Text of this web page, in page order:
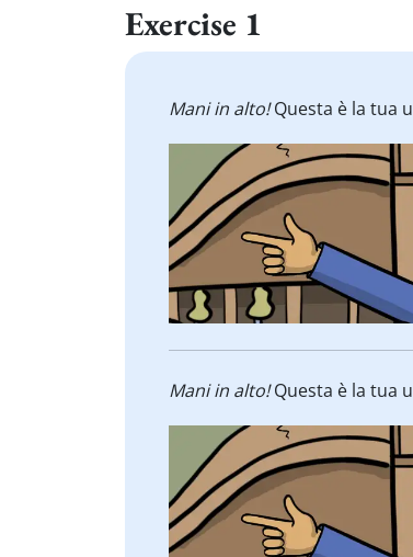
Exercise 1
Mani in alto!Questa è la tua
Mani in alto!Questa è la tua